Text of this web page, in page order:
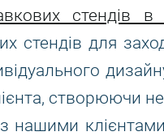
стендів в
стендів для
створюючи
нашими